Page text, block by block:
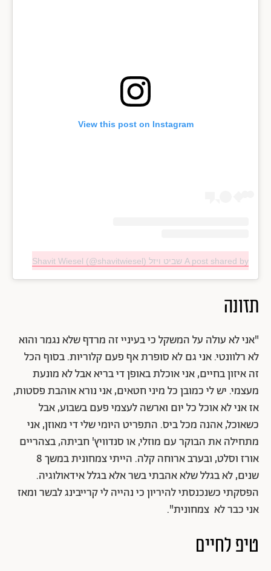
View this post on Instagram
A post shared by שביט ויזל Shavit Wiesel (@shavitwiesel)
תזונה
"אני לא עולה על המשקל כי בעיניי זה מרדף שלא נגמר והוא
לא רלוונטי. אני גם לא סופרת אף פעם קלוריות. בסוף הכל
זה איזון בחיים, אני אוכלת באופן די בריא אבל לא מונעת
מעצמי. יש לי כמובן כל מיני חטאים, אני נורא אוהבת פסטות,
אז אני לא אוכל כל יום וארשה לעצמי פעם בשבוע, אבל
כשאוכל, אהנה מכל ביס. התפריט היומי שלי די מאוזן, אני
מתחילה את הבוקר עם מוזלי, או סנדוויץ' חביתה, בצהריים
אורז וסלט, ובערב ארוחה קלה. הייתי צמחונית במשך 8
שנים, לא בגלל שלא אהבתי בשר אלא בגלל אידאולוגיה.
הפסקתי כשנכנסתי להיריון כי נהייה לי קרייבינג לבשר ומאז
אני כבר לא צמחונית".
טיפ לחיים